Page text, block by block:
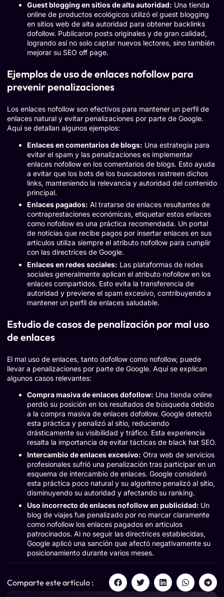
Guest blogging en sitios de alta autoridad: Una tienda
online de productos ecológicos utilizó el guest blogging
en sitios web de alta autoridad para obtener backlinks
dofollow. Publicaron posts originales y de gran calidad,
logrando así no solo captar nuevos lectores, sino también
mejorar su SEO off page.
Ejemplos de uso de enlaces nofollow para
prevenir penalizaciones
Los enlaces nofollow son efectivos para mantener un perfil de
enlaces natural y evitar penalizaciones por parte de Google.
Aquí se detallan algunos ejemplos:
Enlaces en comentarios de blogs: Una estrategia para
evitar el spam y las penalizaciones es implementar
enlaces nofollow en los comentarios de blogs. Esto ayuda
a evitar que los bots de los buscadores rastreen dichos
links, manteniendo la relevancia y autoridad del contenido
principal.
Enlaces pagados: Al tratarse de enlaces resultantes de
contraprestaciones económicas, etiquetar estos enlaces
como nofollow es una práctica recomendada. Un portal
de noticias que recibe pagos por insertar enlaces en sus
artículos utiliza siempre el atributo nofollow para cumplir
con las directrices de Google.
Enlaces en redes sociales: Las plataformas de redes
sociales generalmente aplican el atributo nofollow en los
enlaces compartidos. Esto evita la transferencia de
autoridad y previene el spam excesivo, contribuyendo a
mantener un perfil de enlaces saludable.
Estudio de casos de penalización por mal uso
de enlaces
El mal uso de enlaces, tanto dofollow como nofollow, puede
llevar a penalizaciones por parte de Google. Aquí se explican
algunos casos relevantes:
Compra masiva de enlaces dofollow: Una tienda online
perdió su posición en los resultados de búsqueda debido
a la compra masiva de enlaces dofollow. Google detectó
esta práctica y penalizó al sitio, reduciendo
drásticamente su visibilidad y tráfico. Esta experiencia
resalta la importancia de evitar tácticas de black hat SEO.
Intercambio de enlaces excesivo: Otra web de servicios
profesionales sufrió una penalización tras participar en un
esquema de intercambio de enlaces. Google consideró
esta práctica poco natural y su algoritmo penalizó al sitio,
disminuyendo su autoridad y afectando su ranking.
Uso incorrecto de enlaces nofollow en publicidad: Un
blog de viajes fue penalizado por no marcar claramente
como nofollow los enlaces pagados en artículos
patrocinados. Al no seguir las directrices establecidas,
Google aplicó una sanción que afectó negativamente su
posicionamiento durante varios meses.
Comparte este artículo :